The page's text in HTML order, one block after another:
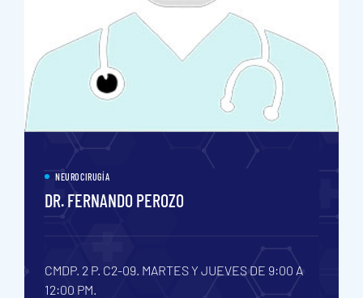
NEUROCIRUGÍA
DR. FERNANDO PEROZO
CMDP. 2 P. C2-09. MARTES Y JUEVES DE 9:00 A
12:00 PM.